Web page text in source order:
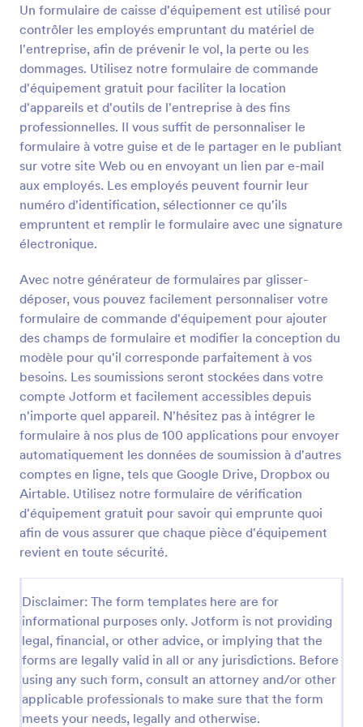
Un formulaire de caisse d'équipement est utilisé pour
contrôler les employés empruntant du matériel de
l'entreprise, afin de prévenir le vol, la perte ou les
dommages. Utilisez notre formulaire de commande
d'équipement gratuit pour faciliter la location
d'appareils et d'outils de l'entreprise à des fins
professionnelles. Il vous suffit de personnaliser le
formulaire à votre guise et de le partager en le publiant
sur votre site Web ou en envoyant un lien par e-mail
aux employés. Les employés peuvent fournir leur
numéro d'identification, sélectionner ce qu'ils
empruntent et remplir le formulaire avec une signature
électronique.
Avec notre générateur de formulaires par glisser-
déposer, vous pouvez facilement personnaliser votre
formulaire de commande d'équipement pour ajouter
des champs de formulaire et modifier la conception du
modèle pour qu'il corresponde parfaitement à vos
besoins. Les soumissions seront stockées dans votre
compte Jotform et facilement accessibles depuis
n'importe quel appareil. N'hésitez pas à intégrer le
formulaire à nos plus de 100 applications pour envoyer
automatiquement les données de soumission à d'autres
comptes en ligne, tels que Google Drive, Dropbox ou
Airtable. Utilisez notre formulaire de vérification
d'équipement gratuit pour savoir qui emprunte quoi
afin de vous assurer que chaque pièce d'équipement
revient en toute sécurité.
Disclaimer: The form templates here are for
informational purposes only. Jotform is not providing
legal, financial, or other advice, or implying that the
forms are legally valid in all or any jurisdictions. Before
using any such form, consult an attorney and/or other
applicable professionals to make sure that the form
meets your needs, legally and otherwise.
Prévisualiser
Fiche De Présence
Formulaire de fiche de présence, regroupant toutes
les informations pertinentes telles que nom, date,
heures, axes d'amélioration et disposant d'un champ
e-signature.
Go to Category:
Formulaires de suivi
Utiliser le modèle